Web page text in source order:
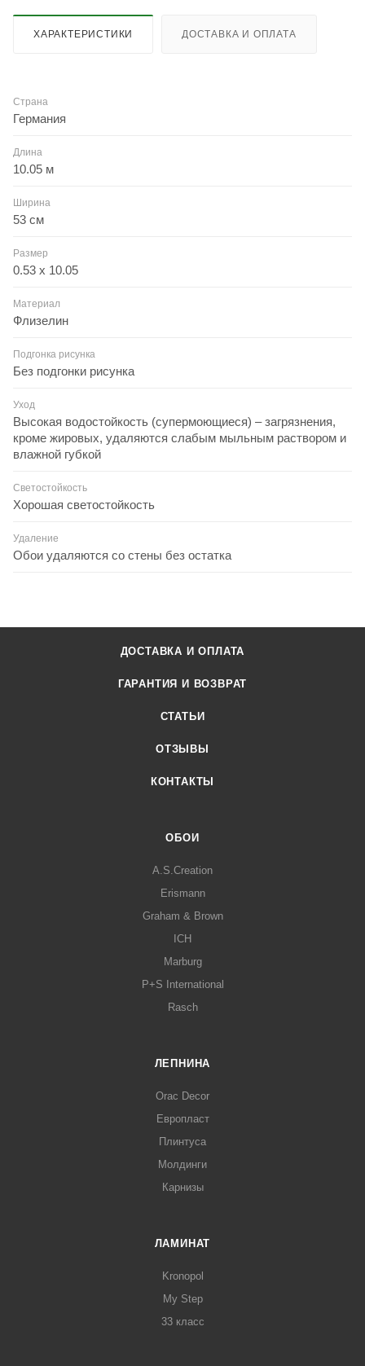
ХАРАКТЕРИСТИКИ ДОСТАВКА И ОПЛАТА
Страна
Германия
Длина
10.05 м
Ширина
53 см
Размер
0.53 x 10.05
Материал
Флизелин
Подгонка рисунка
Без подгонки рисунка
Уход
Высокая водостойкость (супермоющиеся) – загрязнения,
кроме жировых, удаляются слабым мыльным раствором и
влажной губкой
Светостойкость
Хорошая светостойкость
Удаление
Обои удаляются со стены без остатка
ДОСТАВКА И ОПЛАТА
ГАРАНТИЯ И ВОЗВРАТ
СТАТЬИ
ОТЗЫВЫ
КОНТАКТЫ
ОБОИ
A.S.Creation
Erismann
Graham & Brown
ICH
Marburg
P+S International
Rasch
ЛЕПНИНА
Orac Decor
Европласт
Плинтуса
Молдинги
Карнизы
ЛАМИНАТ
Kronopol
My Step
33 класс